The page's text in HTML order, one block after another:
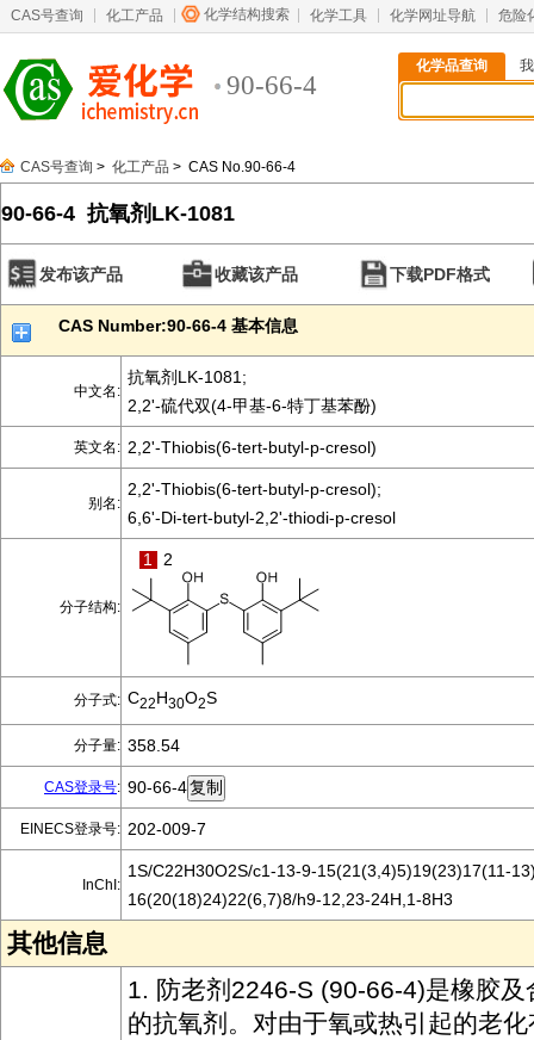
CAS号查询 化工产品 化学结构搜索 化学工具 化学网址导航 危险
90-66-4
化学品查询
CAS号查询 > 化工产品 > CAS No.90-66-4
90-66-4 抗氧剂LK-1081
发布该产品 收藏该产品 下载PDF格式
CAS Number:90-66-4 基本信息
中文名:
抗氧剂LK-1081;
2,2'-硫代双(4-甲基-6-特丁基苯酚)
英文名: 2,2'-Thiobis(6-tert-butyl-p-cresol)
别名:
2,2'-Thiobis(6-tert-butyl-p-cresol);
6,6'-Di-tert-butyl-2,2'-thiodi-p-cresol
分子结构:
1 2
分子式: C22H30O2S
分子量: 358.54
CAS登录号: 90-66-4
EINECS登录号: 202-009-7
InChI:
1S/C22H30O2S/c1-13-9-15(21(3,4)5)19(23)17(11-
16(20(18)24)22(6,7)8/h9-12,23-24H,1-8H3
其他信息
1. 防老剂2246-S (90-66-4)是橡胶及
的抗氧剂。对由于氧或热引起的老